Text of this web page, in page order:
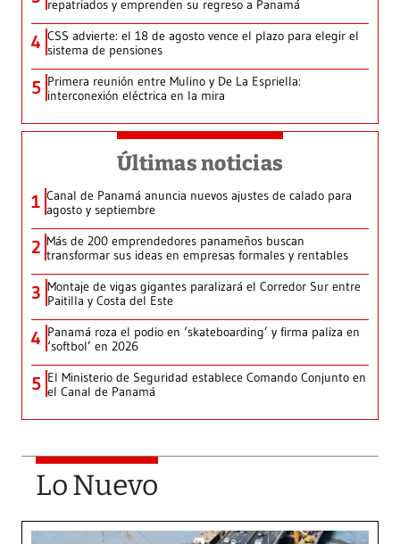
repatriados y emprenden su regreso a Panamá
4 CSS advierte: el 18 de agosto vence el plazo para elegir el
sistema de pensiones
5 Primera reunión entre Mulino y De La Espriella:
interconexión eléctrica en la mira
Últimas noticias
1 Canal de Panamá anuncia nuevos ajustes de calado para
agosto y septiembre
2 Más de 200 emprendedores panameños buscan
transformar sus ideas en empresas formales y rentables
3 Montaje de vigas gigantes paralizará el Corredor Sur entre
Paitilla y Costa del Este
4 Panamá roza el podio en ‘skateboarding’ y firma paliza en
‘softbol’ en 2026
5 El Ministerio de Seguridad establece Comando Conjunto en
el Canal de Panamá
Lo Nuevo